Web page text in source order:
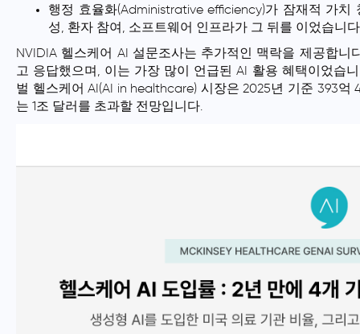
행정 효율화(Administrative efficiency)가 잠재적 가
성, 환자 참여, 소프트웨어 인프라가 그 뒤를 이었습니다
NVIDIA 헬스케어 AI 설문조사는 추가적인 맥락을 제공합니
고 응답했으며, 이는 가장 많이 언급된 AI 활용 혜택이었습
벌 헬스케어 AI(AI in healthcare) 시장은 2025년 기준 393억
는 1조 달러를 초과할 전망입니다.